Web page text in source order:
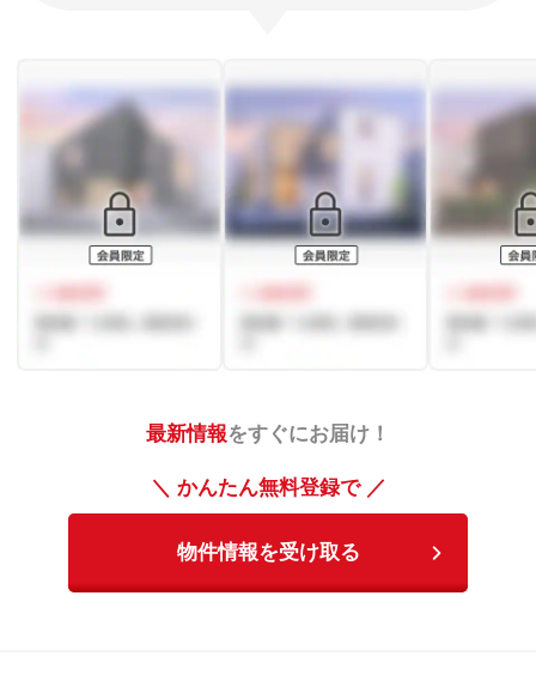
最新情報をすぐにお届け！
＼ かんたん無料登録で ／
物件情報を受け取る